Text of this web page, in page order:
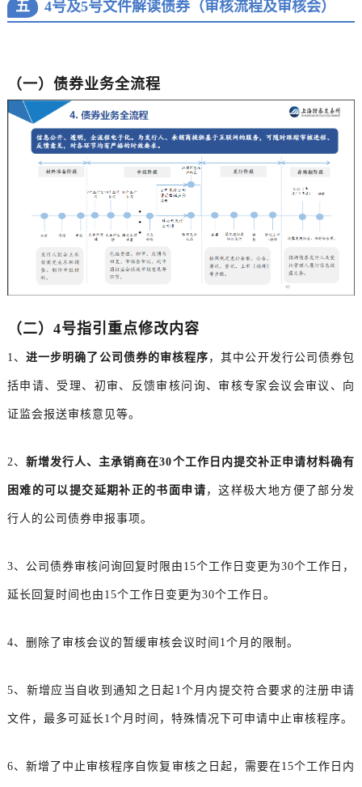
五 4号及5号文件解读债券（审核流程及审核会）
（一）债券业务全流程
（二）4号指引重点修改内容
1、进一步明确了公司债券的审核程序 ，其中公开发行公司债券包
括申请、受理、初审、反馈审核问询、审核专家会议会审议、向
证监会报送审核意见等。
2、新增发行人、主承销商在30个工作日内提交补正申请材料确有
困难的可以提交延期补正的书面申请 ，这样极大地方便了部分发
行人的公司债券申报事项。
3、公司债券审核问询回复时限由15个工作日变更为30个工作日，
延长回复时间也由15个工作日变更为30个工作日。
4、删除了审核会议的暂缓审核会议时间1个月的限制。
5、新增应当自收到通知之日起1个月内提交符合要求的注册申请
文件，最多可延长1个月时间，特殊情况下可申请中止审核程序。
6、新增了中止审核程序自恢复审核之日起，需要在15个工作日内